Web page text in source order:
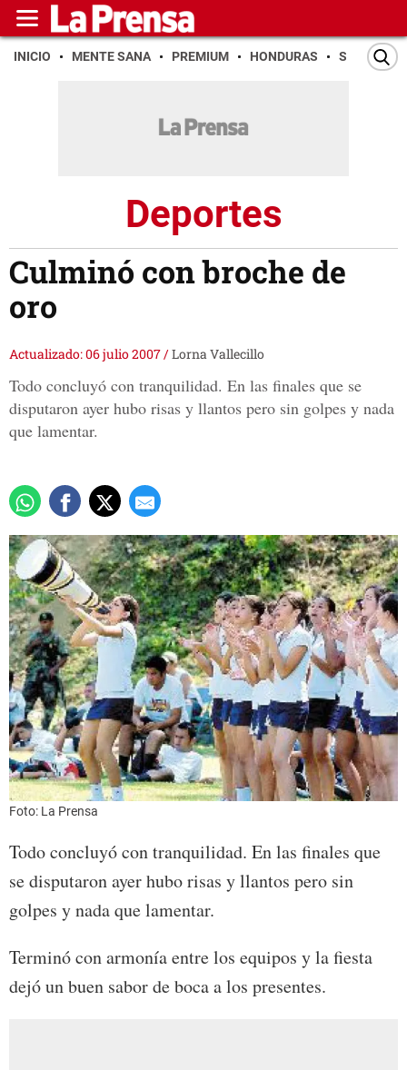
INICIO MENTE SANA PREMIUM HONDURAS SAN PEDRO
Deportes
Culminó con broche de
oro
Actualizado: 06 julio 2007/Lorna Vallecillo
Todo concluyó con tranquilidad. En las finales que se
disputaron ayer hubo risas y llantos pero sin golpes y nada
que lamentar.
Foto: La Prensa
Todo concluyó con tranquilidad. En las finales que
se disputaron ayer hubo risas y llantos pero sin
golpes y nada que lamentar.
Terminó con armonía entre los equipos y la fiesta
dejó un buen sabor de boca a los presentes.